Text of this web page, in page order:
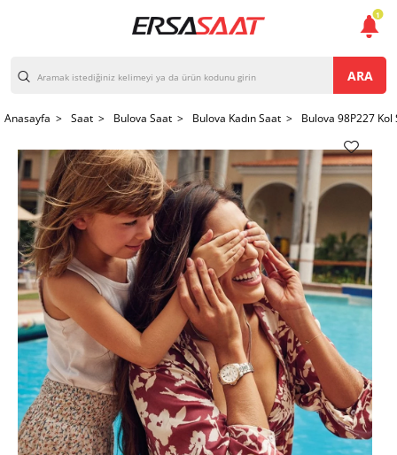
ARA
Anasayfa > Saat > Bulova Saat > Bulova Kadın Saat > Bulova 98P227 Kol
1